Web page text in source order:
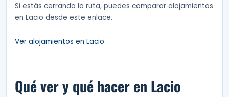
Si estás cerrando la ruta, puedes comparar alojamientos
en Lacio desde este enlace.
Ver alojamientos en Lacio
Qué ver y qué hacer en Lacio